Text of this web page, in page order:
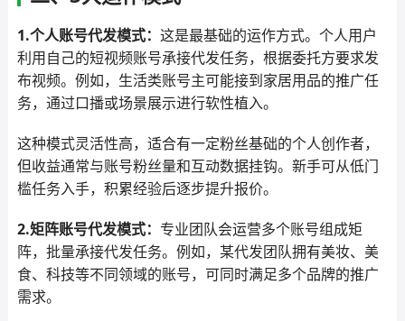
1.个人账号代发模式： 这是最基础的运作方式。个人用户
利用自己的短视频账号承接代发任务，根据委托方要求发
布视频。例如，生活类账号主可能接到家居用品的推广任
务，通过口播或场景展示进行软性植入。
这种模式灵活性高，适合有一定粉丝基础的个人创作者，
但收益通常与账号粉丝量和互动数据挂钩。新手可从低门
槛任务入手，积累经验后逐步提升报价。
2.矩阵账号代发模式： 专业团队会运营多个账号组成矩
阵，批量承接代发任务。例如，某代发团队拥有美妆、美
食、科技等不同领域的账号，可同时满足多个品牌的推广
需求。